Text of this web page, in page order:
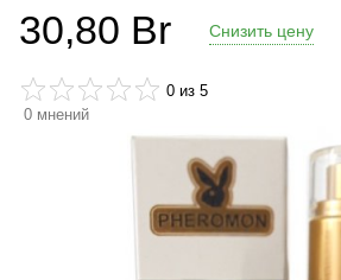
30,80 Br Снизить цену
0 из 5
0 мнений